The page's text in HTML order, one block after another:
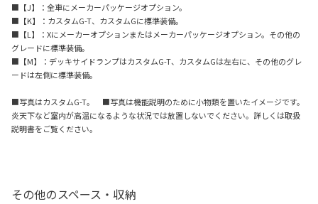
■【J】：全車にメーカーパッケージオプション。
■【K】：カスタムG-T、カスタムGに標準装備。
■【L】：Xにメーカーオプションまたはメーカーパッケージオプション。その他の
グレードに標準装備。
■【M】：デッキサイドランプはカスタムG-T、カスタムGは左右に、その他のグレ
ードは左側に標準装備。
■写真はカスタムG-T。 ■写真は機能説明のために小物類を置いたイメージです。
炎天下など室内が高温になるような状況では放置しないでください。詳しくは取扱
説明書をご覧ください。
その他のスペース・収納